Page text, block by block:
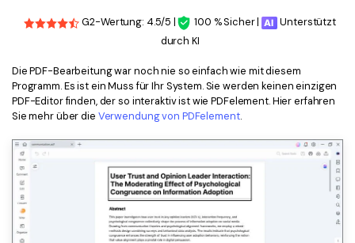
G2-Wertung: 4.5/5 | 100 % Sicher |
Unterstützt
durch KI
Die PDF-Bearbeitung war noch nie so einfach wie mit diesem
Programm. Es ist ein Muss für Ihr System. Sie werden keinen einzigen
PDF-Editor finden, der so interaktiv ist wie PDFelement. Hier erfahren
Sie mehr über die Verwendung von PDFelement.